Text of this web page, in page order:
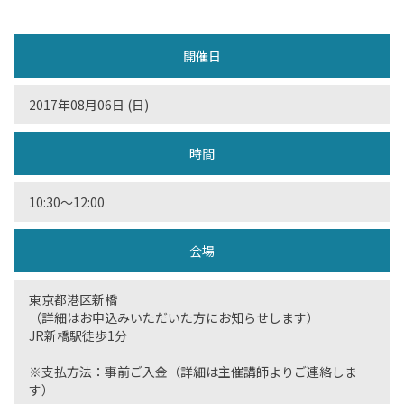
開催日
2017年08月06日 (日)
時間
10:30〜12:00
会場
東京都港区新橋
（詳細はお申込みいただいた方にお知らせします）
JR新橋駅徒歩1分
※支払方法：事前ご入金（詳細は主催講師よりご連絡しま
す）